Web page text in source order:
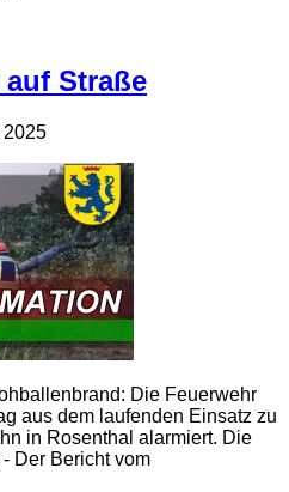
Straße
2025
Die Feuerwehr
aus dem laufenden Einsatz zu
in Rosenthal alarmiert. Die
Der Bericht vom